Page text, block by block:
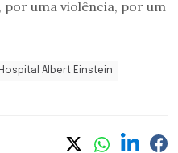
uma violência, por um
Hospital Albert Einstein